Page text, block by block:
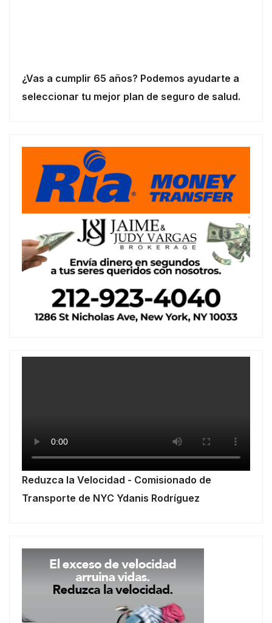
¿Vas a cumplir 65 años? Podemos ayudarte a
seleccionar tu mejor plan de seguro de salud.
Reduzca la Velocidad - Comisionado de
Transporte de NYC Ydanis Rodríguez